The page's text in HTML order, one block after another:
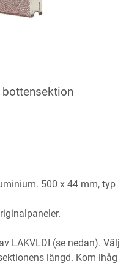
500 x 44 mm, typ
LAKVLDI (se nedan). Välj
längd. Kom ihåg